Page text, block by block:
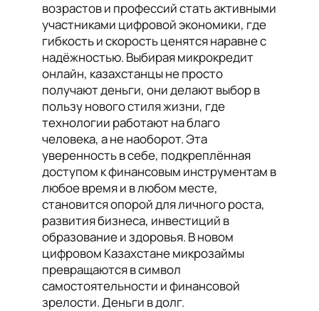
возрастов и профессий стать активными
участниками цифровой экономики, где
гибкость и скорость ценятся наравне с
надёжностью. Выбирая микрокредит
онлайн, казахстанцы не просто
получают деньги, они делают выбор в
пользу нового стиля жизни, где
технологии работают на благо
человека, а не наоборот. Эта
уверенность в себе, подкреплённая
доступом к финансовым инструментам в
любое время и в любом месте,
становится опорой для личного роста,
развития бизнеса, инвестиций в
образование и здоровья. В новом
цифровом Казахстане микрозаймы
превращаются в символ
самостоятельности и финансовой
зрелости. Деньги в долг.